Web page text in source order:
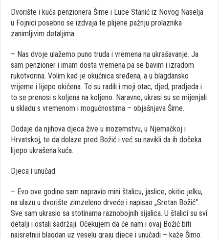
Dvorište i kuća penzionera Šime i Luce Stanić iz Novog Naselja
u Fojnici posebno se izdvaja te plijene pažnju prolaznika
zanimljivim detaljima.
– Nas dvoje ulažemo puno truda i vremena na ukrašavanje. Ja
sam penzioner i imam dosta vremena pa se bavim i izradom
rukotvorina. Volim kad je okućnica sređena, a u blagdansko
vrijeme i lijepo okićena. To su radili i moji otac, djed, pradjeda i
to se prenosi s koljena na koljeno. Naravno, ukrasi su se mijenjali
u skladu s vremenom i mogućnostima – objašnjava Šime.
Dodaje da njihova djeca žive u inozemstvu, u Njemačkoj i
Hrvatskoj, te da dolaze pred Božić i već su navikli da ih dočeka
lijepo ukrašena kuća.
Djeca i unučad
– Evo ove godine sam napravio mini štalicu, jaslice, okitio jelku,
na ulazu u dvorište zimzeleno drveće i napisao „Sretan Božić“.
Sve sam ukrasio sa stotinama raznobojnih sijalica. U štalici su svi
detalji i ostali sadržaji. Očekujem da će nam i ovaj Božić biti
najsretniji blagdan uz veselu graju djece i unučadi – kaže Šimo.